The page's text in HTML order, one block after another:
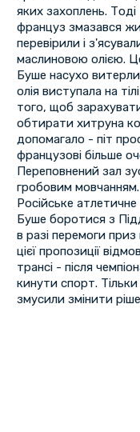
яких захоплень.
француз змазався
перевірили і
маслиновою олією.
Буше насухо витерли,
олія виступала на
того, щоб
обтирати хитруна
допомагало - піт
французові більше
Переповнений зал
гробовим мовчанням.
Російське
Буше боротися з
в разі перемоги
цієї пропозиції
трансі - після
кинути спорт. Тільки
змусили змінити